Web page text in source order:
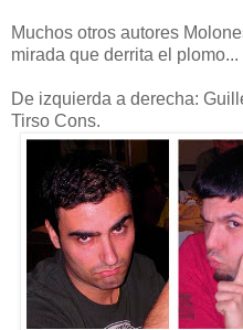
Muchos otros autores
mirada que derrita el
De izquierda a derecha:
Tirso Cons.